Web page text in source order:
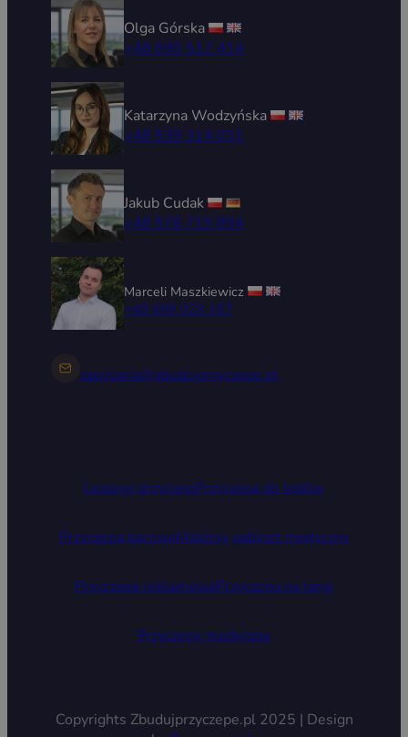
Olga Górska
+48 690 512 414
Katarzyna Wodzyńska
+48 539 314 031
Jakub Cudak
+48 576 715 894
Marceli Maszkiewicz
+48 696 029 167
zapytania@zbudujprzyczepe.pl
Leasing przyczepPrzyczepa do lodów
Przyczepa barowaMobilny gabinet medyczny
Przyczepa reklamowaPrzyczepa na targi
Przyczepy medyczne
Copyrights Zbudujprzyczepe.pl 2025 | Design